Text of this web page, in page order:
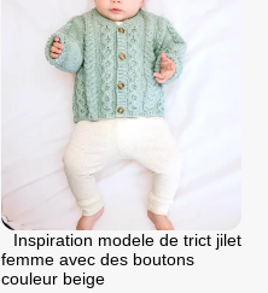
Inspiration modele de trict jilet
femme avec des boutons
couleur beige